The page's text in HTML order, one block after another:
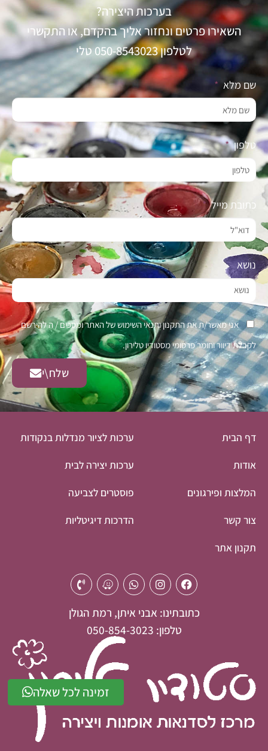
בערכות היצירה?
השאירו פרטים ונחזור אליך בהקדם, או התקשרי
לטלפון 050-8543023 טלי
שם מלא
טלפון
כתובת מייל
נושא
אני מאשר/ת את התקנון ותנאי השימוש של האתר ומסכים / ה להירשם
לקבלת דיוור וחומר פרסומי מסטודיו טלירון.
שלח\י
דף הבית
אודות
המלצות ופירגונים
צור קשר
תקנון אתר
ערכות לציור מנדלות בנקודות
ערכות יצירה לבית
פוסטרים לצביעה
הדרכות דיגיטליות
כתובתינו: אבני איתן, רמת הגולן
טלפון: 050-854-3023
זמינה לכל שאלה